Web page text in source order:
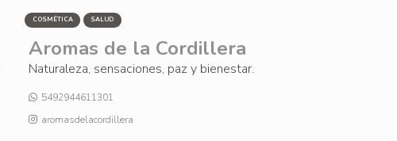
COSMÉTICA SALUD
Aromas de la Cordillera
Naturaleza, sensaciones, paz y bienestar.
5492944611301
aromasdelacordillera